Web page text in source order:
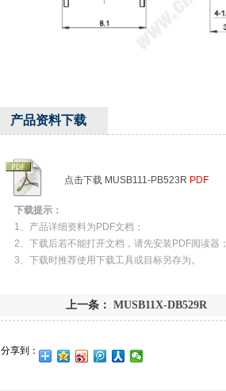
产品资料下载
点击下载 MUSB111-PB523R PDF
下载提示：
1、产品详细资料为PDF文档；
2、下载后若不能打开文档，请先安装PDF阅读器；
3、下载时推荐使用下载工具或目标另存为。
上一条： MUSB11X-DB529R
分享到：